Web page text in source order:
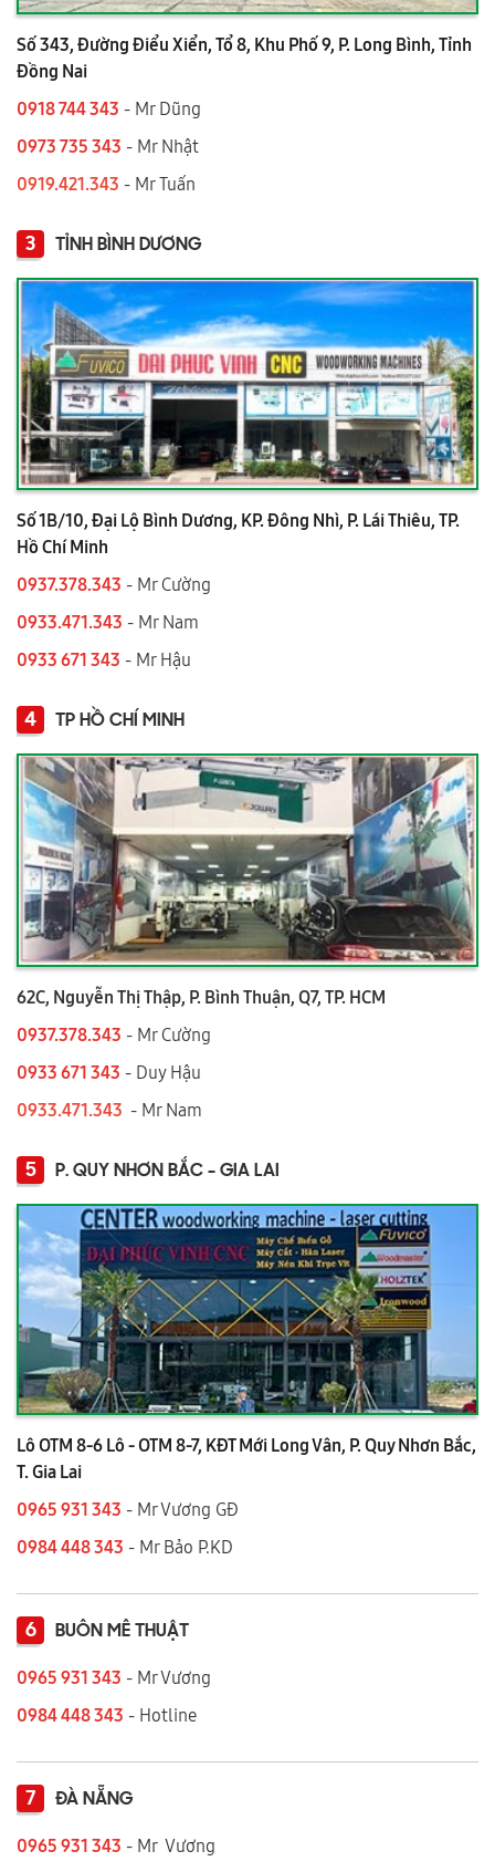
Số 343, Đường Điểu Xiển, Tổ 8, Khu Phố 9, P. Long Bình, Tỉnh
Đồng Nai
0918 744 343 - Mr Dũng
0973 735 343 - Mr Nhật
0919.421.343 ​​​​​​ - Mr Tuấn
3 TỈNH BÌNH DƯƠNG
Số 1B/10, Đại Lộ Bình Dương, KP. Đông Nhì, P. Lái Thiêu, TP.
Hồ Chí Minh
0937.378.343 - Mr Cường
0933.471.343 - Mr Nam
0933 671 343 - Mr Hậu
4 TP HỒ CHÍ MINH
62C, Nguyễn Thị Thập, P. Bình Thuận, Q7, TP. HCM
0937.378.343 - Mr Cường
0933 671 343 - Duy Hậu
0933.471.343 - Mr Nam
5 P. QUY NHƠN BẮC - GIA LAI
Lô OTM 8-6 Lô - OTM 8-7, KĐT Mới Long Vân, P. Quy Nhơn Bắc,
T. Gia Lai
0965 931 343 - Mr Vương GĐ
0984 448 343 - Mr Bảo P.KD
6 BUÔN MÊ THUẬT
0965 931 343 - Mr Vương
0984 448 343 - Hotline
7 ĐÀ NẴNG
0965 931 343 - Mr Vương